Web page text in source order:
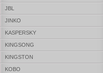
JBL
JINKO
KASPERSKY
KINGSONG
KINGSTON
KOBO